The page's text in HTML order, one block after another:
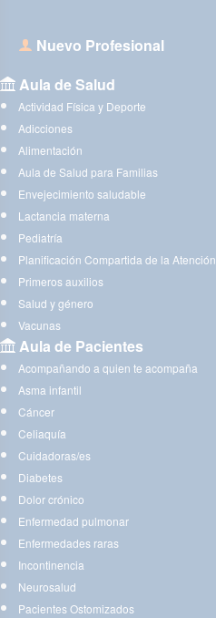
Nuevo Profesional
Aula de Salud
Actividad Física y Deporte
Adicciones
Alimentación
Aula de Salud para Familias
Envejecimiento saludable
Lactancia materna
Pediatría
Planificación Compartida de la Atención
Primeros auxilios
Salud y género
Vacunas
Aula de Pacientes
Acompañando a quien te acompaña
Asma infantil
Cáncer
Celiaquía
Cuidadoras/es
Diabetes
Dolor crónico
Enfermedad pulmonar
Enfermedades raras
Incontinencia
Neurosalud
Pacientes Ostomizados